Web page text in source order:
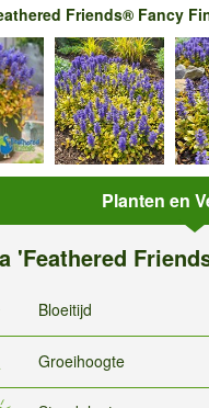
Friends® Fancy
Planten en
'Feathered
Bloeitijd
Groeihoogte